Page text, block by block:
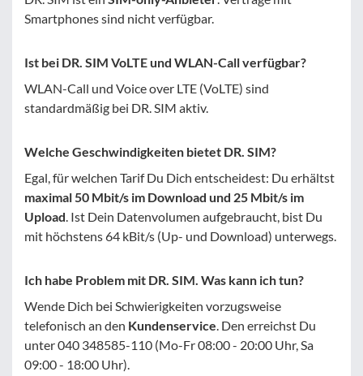
Smartphones sind nicht verfügbar.
Ist bei DR. SIM VoLTE und WLAN-Call verfügbar?
WLAN-Call und Voice over LTE (VoLTE) sind
standardmäßig bei DR. SIM aktiv.
Welche Geschwindigkeiten bietet DR. SIM?
Egal, für welchen Tarif Du Dich entscheidest: Du erhältst
maximal 50 Mbit/s im Download und 25 Mbit/s im
Upload. Ist Dein Datenvolumen aufgebraucht, bist Du
mit höchstens 64 kBit/s (Up- und Download) unterwegs.
Ich habe Problem mit DR. SIM. Was kann ich tun?
Wende Dich bei Schwierigkeiten vorzugsweise
telefonisch an den Kundenservice. Den erreichst Du
unter 040 348585-110 (Mo-Fr 08:00 - 20:00 Uhr, Sa
09:00 - 18:00 Uhr).